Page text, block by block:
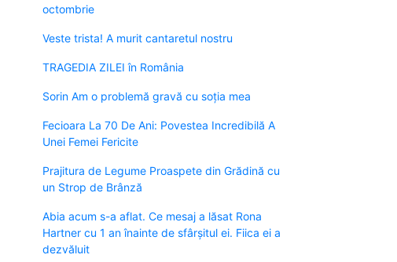
octombrie
Veste trista! A murit cantaretul nostru
TRAGEDIA ZILEI în România
Sorin Am o problemă gravă cu soția mea
Fecioara La 70 De Ani: Povestea Incredibilă A
Unei Femei Fericite
Prajitura de Legume Proaspete din Grădină cu
un Strop de Brânză
Abia acum s-a aflat. Ce mesaj a lăsat Rona
Hartner cu 1 an înainte de sfârșitul ei. Fiica ei a
dezvăluit